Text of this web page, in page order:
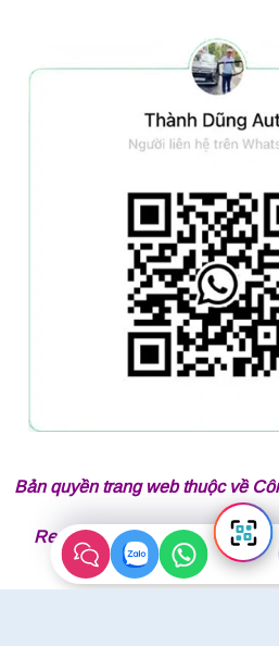
Bản quyền trang web thuộc về
Responsible for Publication by
President of Thành